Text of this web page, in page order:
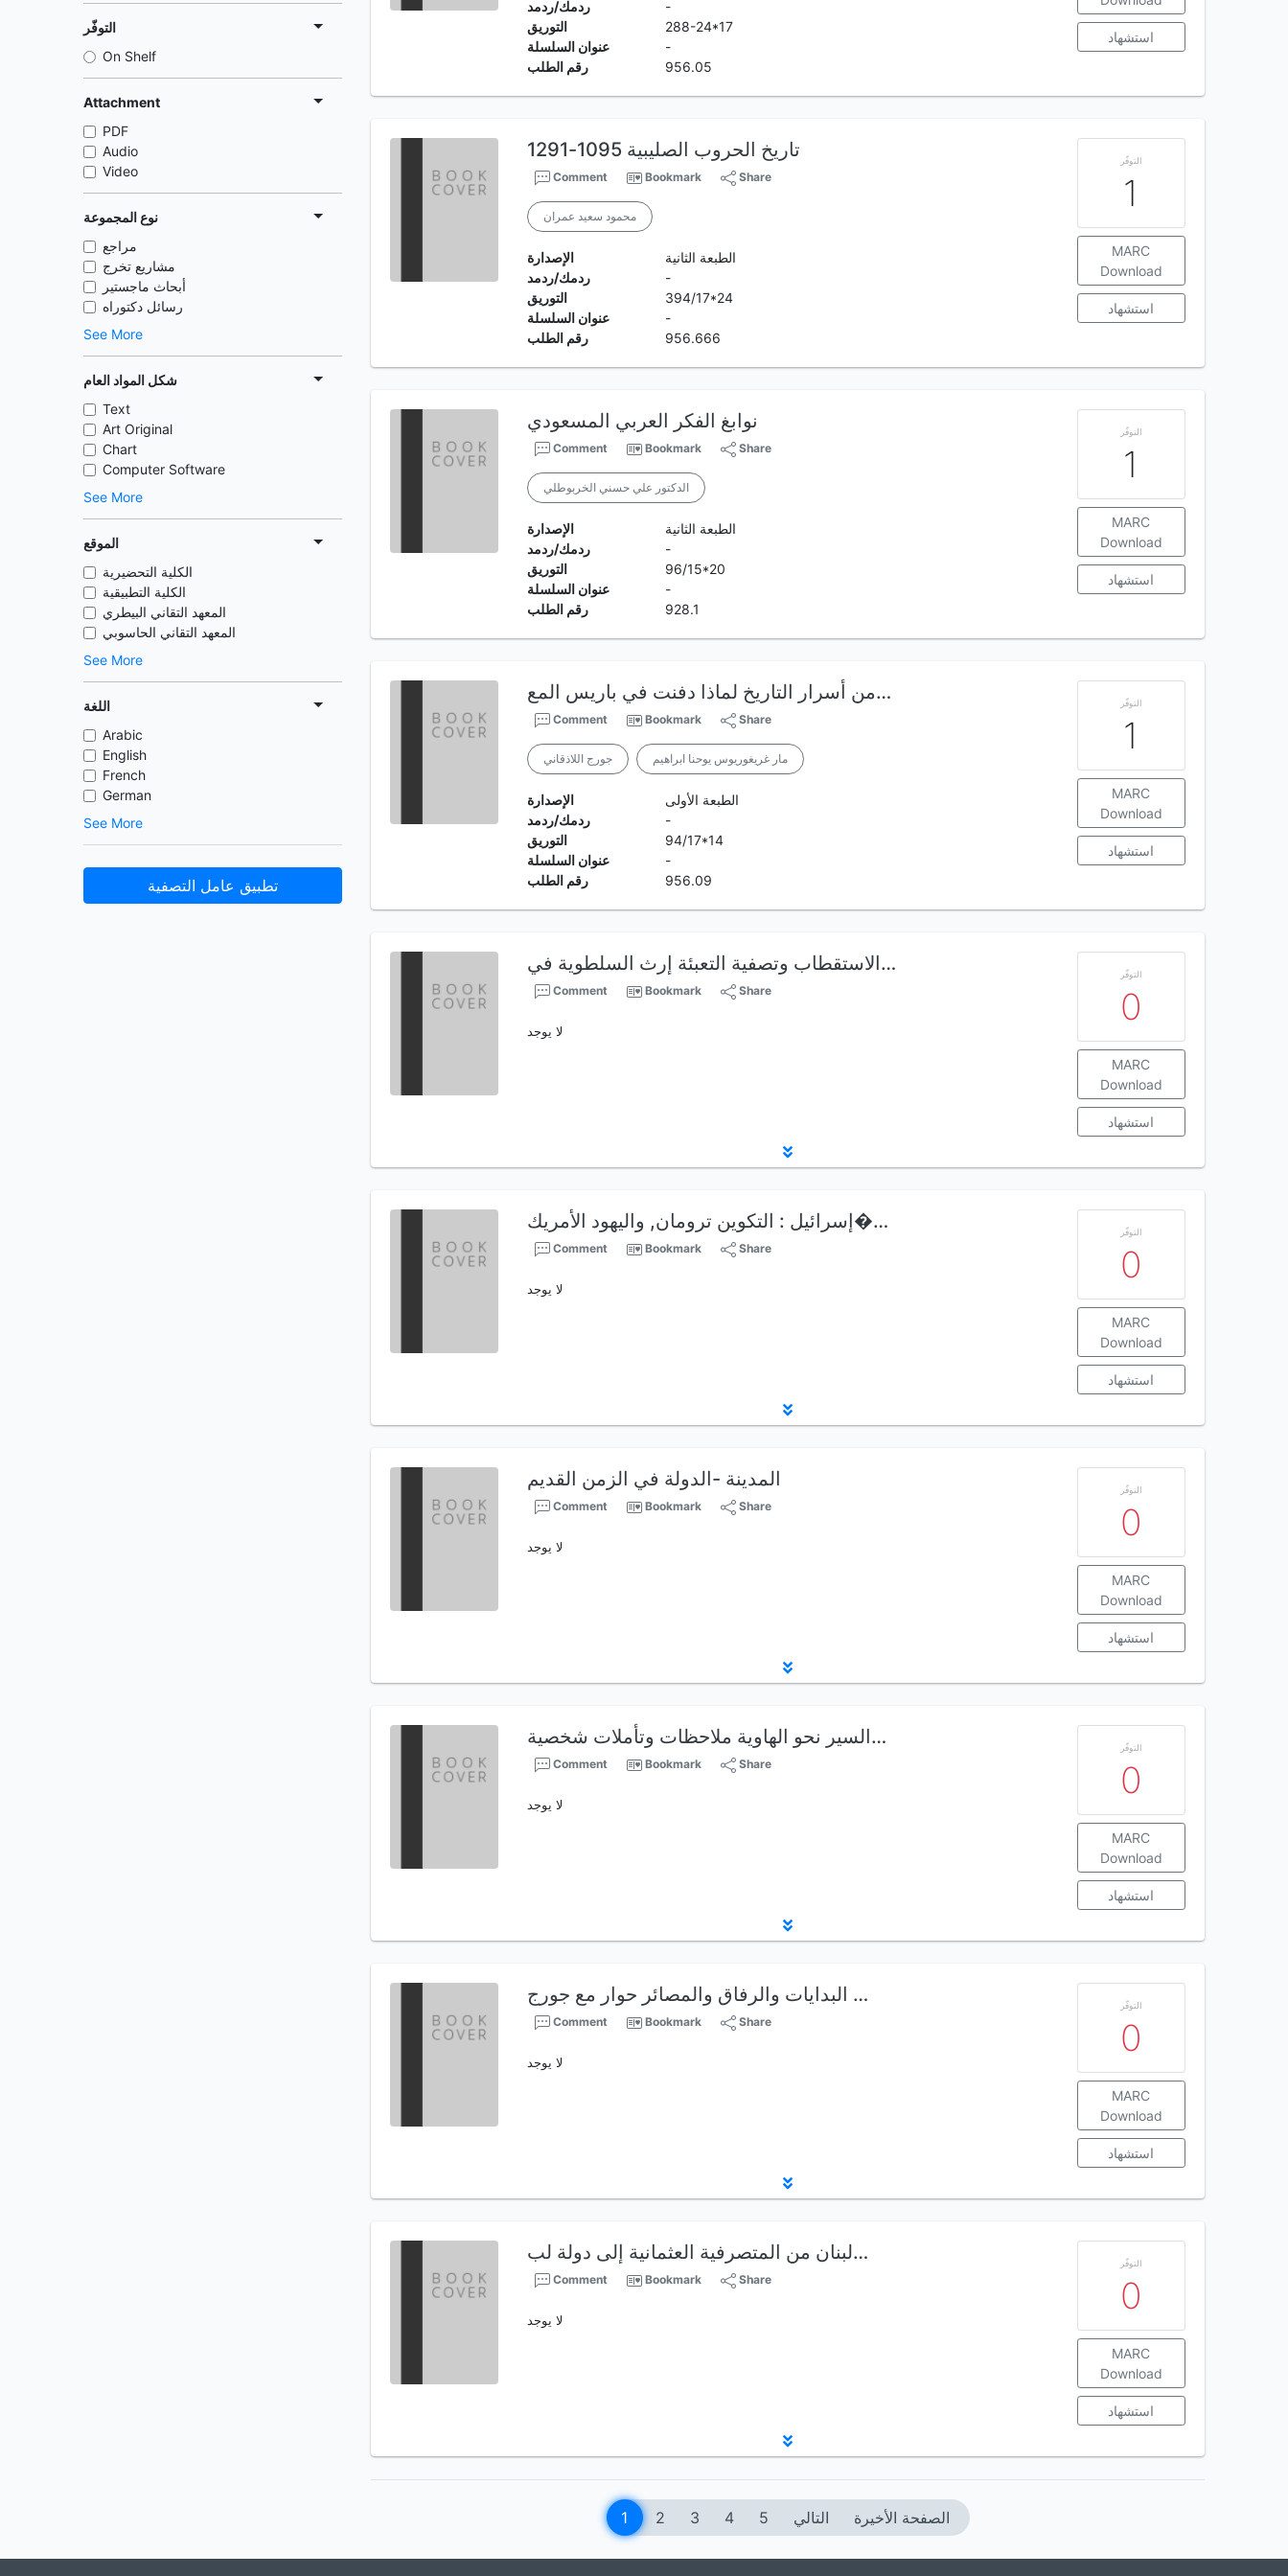
التوفّر
On Shelf
Attachment
PDF
Audio
Video
نوع المجموعة
مراجع
مشاريع تخرج
أبحاث ماجستير
رسائل دكتوراه
See More
شكل المواد العام
Text
Art Original
Chart
Computer Software
See More
الموقع
الكلية التحضيرية
الكلية التطبيقية
المعهد التقاني البيطري
المعهد التقاني الحاسوبي
See More
اللغة
Arabic
English
French
German
See More
تطبيق عامل التصفية
ردمك/ردمد
-
التوريق
288-24*17
عنوان السلسلة
-
رقم الطلب
956.05
استشهاد
تاريخ الحروب الصليبية 1095-1291
Comment Bookmark Share
محمود سعيد عمران
الإصدارة
الطبعة الثانية
ردمك/ردمد
-
التوريق
394/17*24
عنوان السلسلة
-
رقم الطلب
956.666
التوفّر
1
MARC
Download
استشهاد
نوابغ الفكر العربي المسعودي
Comment Bookmark Share
الدكتور علي حسني الخربوطلي
الإصدارة
الطبعة الثانية
ردمك/ردمد
-
التوريق
96/15*20
عنوان السلسلة
-
رقم الطلب
928.1
التوفّر
1
MARC
Download
استشهاد
من أسرار التاريخ لماذا دفنت في باريس المع…
Comment Bookmark Share
جورج اللاذقاني مار غريغوريوس يوحنا ابراهيم
الإصدارة
الطبعة الأولى
ردمك/ردمد
-
التوريق
94/17*14
عنوان السلسلة
-
رقم الطلب
956.09
التوفّر
1
MARC
Download
استشهاد
الاستقطاب وتصفية التعبئة إرث السلطوية في…
Comment Bookmark Share
لا يوجد
التوفّر
0
MARC
Download
استشهاد
إسرائيل : التكوين ترومان, واليهود الأمريك�…
Comment Bookmark Share
لا يوجد
التوفّر
0
MARC
Download
استشهاد
المدينة -الدولة في الزمن القديم
Comment Bookmark Share
لا يوجد
التوفّر
0
MARC
Download
استشهاد
السير نحو الهاوية ملاحظات وتأملات شخصية…
Comment Bookmark Share
لا يوجد
التوفّر
0
MARC
Download
استشهاد
البدايات والرفاق والمصائر حوار مع جورج …
Comment Bookmark Share
لا يوجد
التوفّر
0
MARC
Download
استشهاد
لبنان من المتصرفية العثمانية إلى دولة لب…
Comment Bookmark Share
لا يوجد
التوفّر
0
MARC
Download
استشهاد
1 2 3 4 5 التالي الصفحة الأخيرة